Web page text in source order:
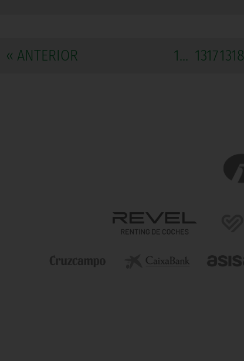
« ANTERIOR 1... 13171318